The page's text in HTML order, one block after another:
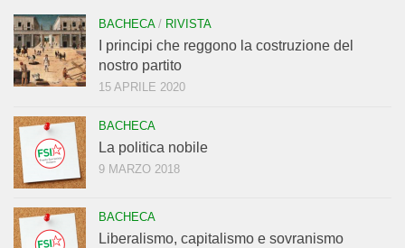
BACHECA/ RIVISTA
I principi che reggono la costruzione del
nostro partito
15 APRILE 2020
BACHECA
La politica nobile
9 MARZO 2018
BACHECA
Liberalismo, capitalismo e sovranismo